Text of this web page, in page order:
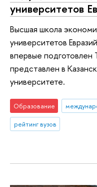
университетов
Высшая школа
университетов
впервые подготовлен
представлен в
университете.
Образование
рейтинг вузов